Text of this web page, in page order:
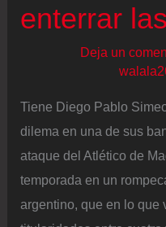
enterrar
Deja un
Tiene Diego Pablo
dilema en una de sus
ataque del Atlético de
temporada en un
argentino, que en lo que